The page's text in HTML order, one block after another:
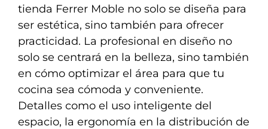
tienda Ferrer Moble no solo se diseña para
ser estética, sino también para ofrecer
practicidad. La profesional en diseño no
solo se centrará en la belleza, sino también
en cómo optimizar el área para que tu
cocina sea cómoda y conveniente.
Detalles como el uso inteligente del
espacio, la ergonomía en la distribución de